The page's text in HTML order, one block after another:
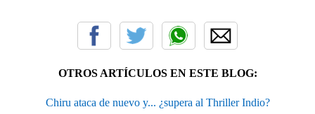
OTROS ARTÍCULOS EN ESTE BLOG:
Chiru ataca de nuevo y... ¿supera al Thriller Indio?